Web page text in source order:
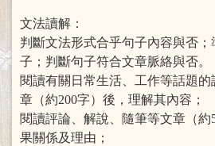
文法讀解：
判斷文法形式合乎句子內容與否
子；判斷句子符合文章脈絡與否。
閱讀有關日常生活、工作等話題
章（約200字）後，理解其內容；
閱讀評論、解說、隨筆等文章（約
果關係及理由；